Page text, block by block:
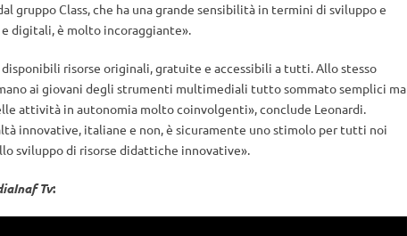
gruppo Class, che ha una grande sensibilità in termini di sviluppo e
digitali, è molto incoraggiante».
disponibili risorse originali, gratuite e accessibili a tutti. Allo stesso
ai giovani degli strumenti multimediali tutto sommato semplici ma
attività in autonomia molto coinvolgenti», conclude Leonardi.
innovative, italiane e non, è sicuramente uno stimolo per tutti noi
sviluppo di risorse didattiche innovative».
Tv: